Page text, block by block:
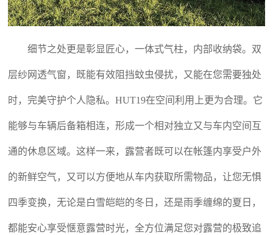
细节之处更是彰显匠心，一体式气柱，内部收纳袋。双
层纱网透气窗，既能有效阻挡蚊虫侵扰，又能在您需要独处
时，完美守护个人隐私。HUT19在空间利用上更为合理。它
能够与车辆后备箱相连，形成一个相对独立又与车内空间互
通的休息区域。这样一来，露营者既可以在帐篷内享受户外
的新鲜空气，又可以方便地从车内获取所需物品，让您无惧
四季变换，无论是白雪皑皑的冬日，还是雨季缠绵的夏日，
都能安心享受惬意露营时光，全方位满足您对露营的极致追